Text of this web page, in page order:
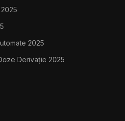
2025
Derivație 2025